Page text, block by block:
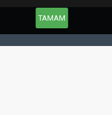
TAMAM